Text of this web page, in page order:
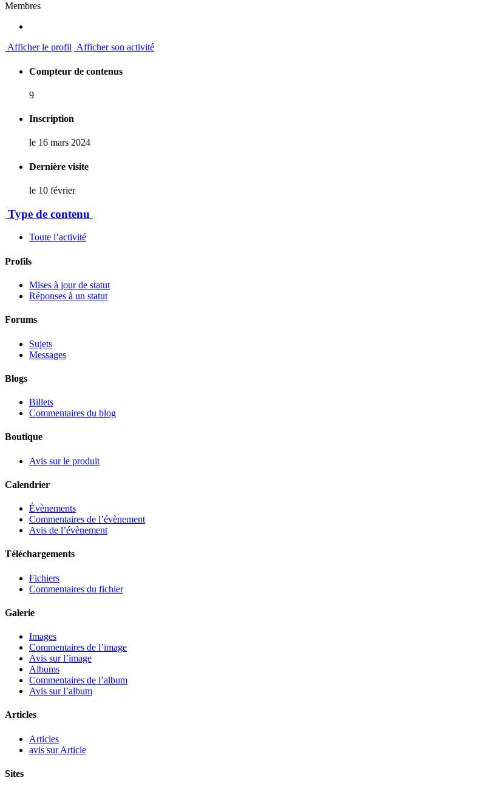
Membres
Afficher le profil Afficher son activité
Compteur de contenus
9
Inscription
le 16 mars 2024
Dernière visite
le 10 février
Type de contenu
Toute l’activité
Profils
Mises à jour de statut
Réponses à un statut
Forums
Sujets
Messages
Blogs
Billets
Commentaires du blog
Boutique
Avis sur le produit
Calendrier
Évènements
Commentaires de l’évènement
Avis de l’évènement
Téléchargements
Fichiers
Commentaires du fichier
Galerie
Images
Commentaires de l’image
Avis sur l’image
Albums
Commentaires de l’album
Avis sur l’album
Articles
Articles
avis sur Article
Sites